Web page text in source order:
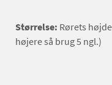
Størrelse: Rørets
højere så brug 5 ngl.)